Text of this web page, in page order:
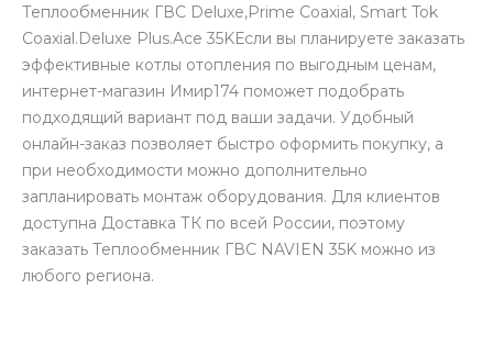
Теплообменник ГВС Deluxe,Prime Coaxial, Smart Tok
Coaxial.Deluxe Plus.Ace 35KЕсли вы планируете заказать
эффективные котлы отопления по выгодным ценам,
интернет-магазин Имир174 поможет подобрать
подходящий вариант под ваши задачи. Удобный
онлайн-заказ позволяет быстро оформить покупку, а
при необходимости можно дополнительно
запланировать монтаж оборудования. Для клиентов
доступна Доставка ТК по всей России, поэтому
заказать Теплообменник ГВС NAVIEN 35K можно из
любого региона.